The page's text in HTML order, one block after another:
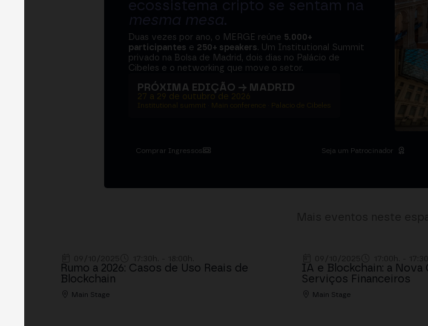
ecossistema cripto se sentam na
mesma mesa.
Duas vezes por ano, o MERGE reúne 5.000+
participantes e 250+ speakers. Um Institutional Summit
privado na Bolsa de Madrid, dois dias no Palácio de
Cibeles e o networking que move o setor.
PRÓXIMA EDIÇÃO → MADRID
27 a 29 de outubro de 2026
Institutional summit · Main conference · Palacio de Cibeles
Comprar Ingressos Seja um Patrocinador
Rumo a 2026: Casos de Uso Reais de
Blockchain
Main Stage
IA e Blockchain: a Nova
Serviços Financeiros
Main Stage